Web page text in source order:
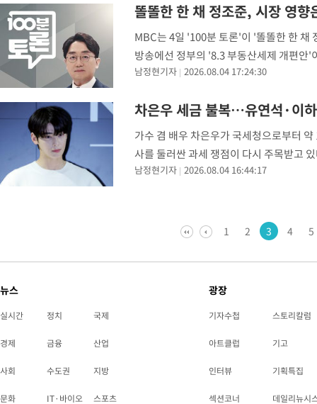
똘똘한 한 채 정조준, 시장 영
MBC는 4일 '100분 토론'이 '똘똘한 한
방송에선 정부의 '8.3 부동산세제 개편안'
경제·부동산학과 석좌교수, 유호림 강남
남정현기자 2026.08.04 17:24:30
차은우 세금 불복…유연석·이
가수 겸 배우 차은우가 국세청으로부터
사를 둘러싼 과세 쟁점이 다시 주목받고
후 국세청과 과세적부심(과세전적부심사
남정현기자 2026.08.04 16:44:17
1 2 3 4 5
뉴스
실시간 정치 국제
경제 금융 산업
사회 수도권 지방
문화 IT·바이오 스포츠
광장
기자수첩 스토리칼럼
아트클럽 기고
인터뷰 기획특집
섹션코너 데일리뉴시